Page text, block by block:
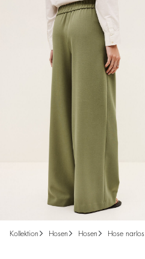
kollektion hosen hosen hose narlos